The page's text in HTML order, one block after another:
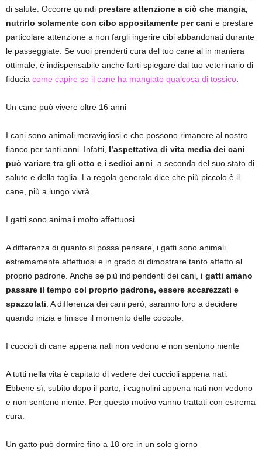
di salute. Occorre quindi prestare attenzione a ciò che mangia,
nutrirlo solamente con cibo appositamente per cani e prestare
particolare attenzione a non fargli ingerire cibi abbandonati durante
le passeggiate. Se vuoi prenderti cura del tuo cane al in maniera
ottimale, è indispensabile anche farti spiegare dal tuo veterinario di
fiducia come capire se il cane ha mangiato qualcosa di tossico
Un cane può vivere oltre 16 anni
I cani sono animali meravigliosi e che possono rimanere al nostro
fianco per tanti anni. Infatti, l’aspettativa di vita media dei cani
può variare tra gli otto e i sedici anni , a seconda del suo stato di
salute e della taglia. La regola generale dice che più piccolo è il
cane, più a lungo vivrà.
I gatti sono animali molto affettuosi
A differenza di quanto si possa pensare, i gatti sono animali
estremamente affettuosi e in grado di dimostrare tanto affetto al
proprio padrone. Anche se più indipendenti dei cani, i gatti amano
passare il tempo col proprio padrone, essere accarezzati e
spazzolati . A differenza dei cani però, saranno loro a decidere
quando inizia e finisce il momento delle coccole.
I cuccioli di cane appena nati non vedono e non sentono niente
A tutti nella vita è capitato di vedere dei cuccioli appena nati.
Ebbene sì, subito dopo il parto, i cagnolini appena nati non vedono
e non sentono niente. Per questo motivo vanno trattati con estrema
cura.
Un gatto può dormire fino a 18 ore in un solo giorno